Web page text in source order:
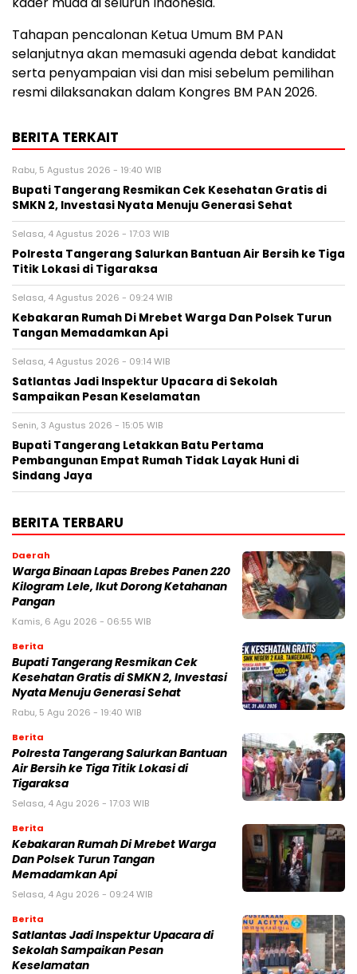
Tahapan pencalonan Ketua Umum BM PAN
selanjutnya akan memasuki agenda debat kandidat
serta penyampaian visi dan misi sebelum pemilihan
resmi dilaksanakan dalam Kongres BM PAN 2026.
BERITA TERKAIT
Rabu, 5 Agustus 2026 - 19:40 WIB
‎Bupati Tangerang Resmikan Cek Kesehatan Gratis di
SMKN 2, Investasi Nyata Menuju Generasi Sehat
Selasa, 4 Agustus 2026 - 17:03 WIB
Polresta Tangerang Salurkan Bantuan Air Bersih ke Tiga
Titik Lokasi di Tigaraksa
Selasa, 4 Agustus 2026 - 09:24 WIB
Kebakaran Rumah Di Mrebet Warga Dan Polsek Turun
Tangan Memadamkan Api
Selasa, 4 Agustus 2026 - 09:14 WIB
Satlantas Jadi Inspektur Upacara di Sekolah
Sampaikan Pesan Keselamatan
Senin, 3 Agustus 2026 - 15:05 WIB
Bupati Tangerang Letakkan Batu Pertama
Pembangunan Empat Rumah Tidak Layak Huni di
Sindang Jaya
BERITA TERBARU
Daerah
Warga Binaan Lapas Brebes Panen 220
Kilogram Lele, Ikut Dorong Ketahanan
Pangan
Kamis, 6 Agu 2026 - 06:55 WIB
Berita
‎Bupati Tangerang Resmikan Cek
Kesehatan Gratis di SMKN 2, Investasi
Nyata Menuju Generasi Sehat
Rabu, 5 Agu 2026 - 19:40 WIB
Berita
Polresta Tangerang Salurkan Bantuan
Air Bersih ke Tiga Titik Lokasi di
Tigaraksa
Selasa, 4 Agu 2026 - 17:03 WIB
Berita
Kebakaran Rumah Di Mrebet Warga
Dan Polsek Turun Tangan
Memadamkan Api
Selasa, 4 Agu 2026 - 09:24 WIB
Berita
Satlantas Jadi Inspektur Upacara di
Sekolah Sampaikan Pesan
Keselamatan